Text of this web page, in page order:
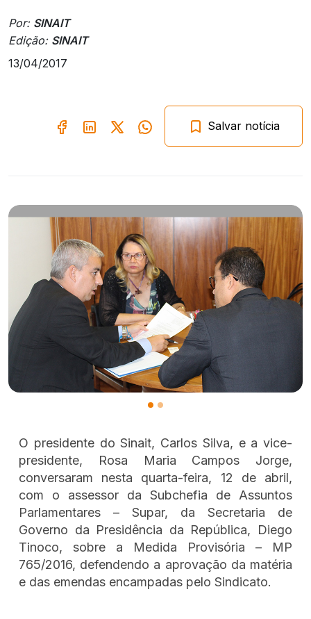
Por: SINAIT
Edição: SINAIT
13/04/2017
Salvar notícia
O presidente do Sinait, Carlos Silva, e a vice-
presidente, Rosa Maria Campos Jorge,
conversaram nesta quarta-feira, 12 de abril,
com o assessor da Subchefia de Assuntos
Parlamentares – Supar, da Secretaria de
Governo da Presidência da República, Diego
Tinoco, sobre a Medida Provisória – MP
765/2016, defendendo a aprovação da matéria
e das emendas encampadas pelo Sindicato.